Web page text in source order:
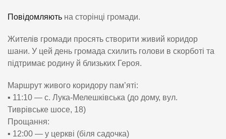
Повідомляють на сторінці громади.
Жителів громади просять створити живий коридор
шани. У цей день громада схилить голови в скорботі та
підтримає родину й близьких Героя.
Маршрут живого коридору пам’яті:
▪️ 11:10 — с. Лука-Мелешківська (до дому, вул.
Тиврівське шосе, 18)
Прощання:
▪️ 12:00 — у церкві (біля садочка)